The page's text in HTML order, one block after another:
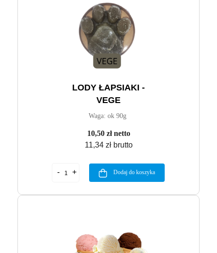
LODY ŁAPSIAKI -
VEGE
Waga: ok 90g
10,50 zł netto
11,34 zł brutto
Dodaj do koszyka